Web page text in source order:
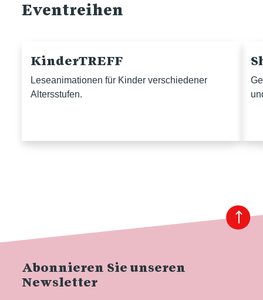
Eventreihen
KinderTREFF
Leseanimationen für Kinder verschiedener
Altersstufen.
Abonnieren Sie unseren
Newsletter